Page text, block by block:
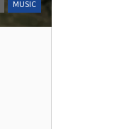
MUSIC